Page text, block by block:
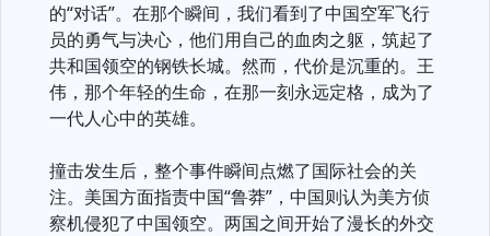
的“对话”。在那个瞬间，我们看到了中国空军飞行
员的勇气与决心，他们用自己的血肉之躯，筑起了
共和国领空的钢铁长城。然而，代价是沉重的。王
伟，那个年轻的生命，在那一刻永远定格，成为了
一代人心中的英雄。
撞击发生后，整个事件瞬间点燃了国际社会的关
注。美国方面指责中国“鲁莽”，中国则认为美方侦
察机侵犯了中国领空。两国之间开始了漫长的外交